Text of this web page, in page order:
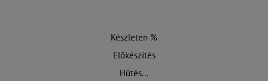
Készleten %
Előkészítés
Hűtés...